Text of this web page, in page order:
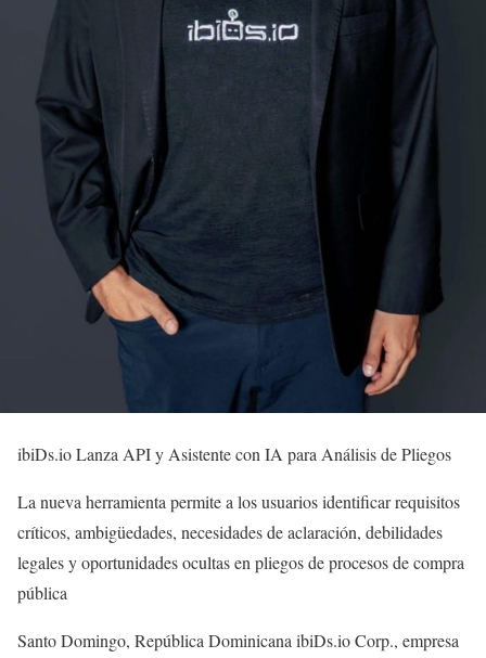
ibiDs.io Lanza API y Asistente con IA para Análisis de Pliegos
La nueva herramienta permite a los usuarios identificar requisitos
críticos, ambigüedades, necesidades de aclaración, debilidades
legales y oportunidades ocultas en pliegos de procesos de compra
pública
Santo Domingo, República Dominicana ibiDs.io Corp., empresa